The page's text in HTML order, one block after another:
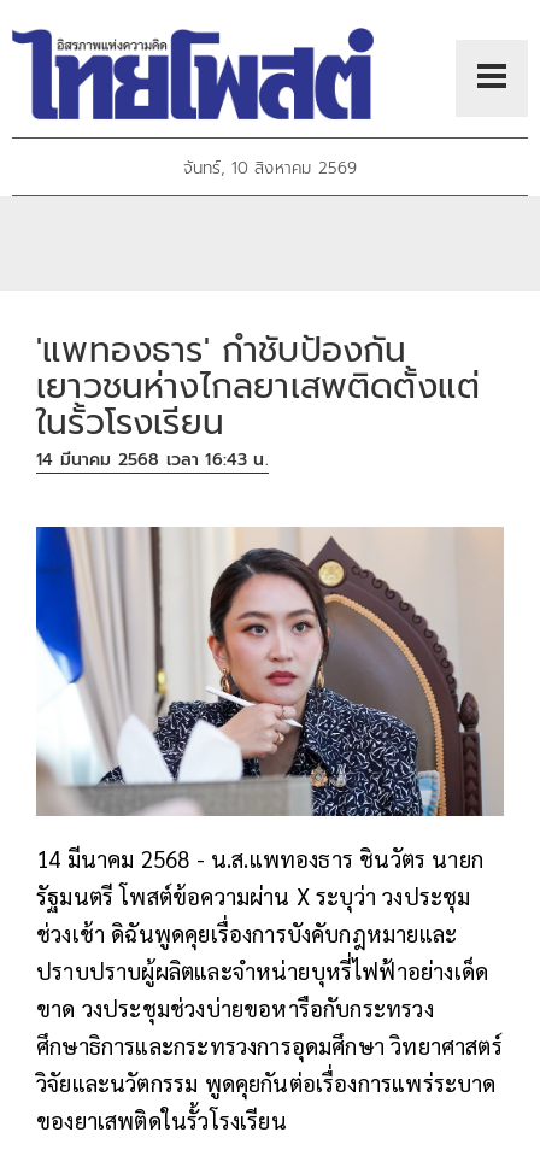
จันทร์, 10 สิงหาคม 2569
'แพทองธาร' กำชับป้องกัน
เยาวชนห่างไกลยาเสพติดตั้งแต่
ในรั้วโรงเรียน
14 มีนาคม 2568 เวลา 16:43 น.
14 มีนาคม 2568 - น.ส.แพทองธาร ชินวัตร นายก
รัฐมนตรี โพสต์ข้อความผ่าน X ระบุว่า วงประชุม
ช่วงเช้า ดิฉันพูดคุยเรื่องการบังคับกฎหมายและ
ปราบปราบผู้ผลิตและจำหน่ายบุหรี่ไฟฟ้าอย่างเด็ด
ขาด วงประชุมช่วงบ่ายขอหารือกับกระทรวง
ศึกษาธิการและกระทรวงการอุดมศึกษา วิทยาศาสตร์
วิจัยและนวัตกรรม พูดคุยกันต่อเรื่องการแพร่ระบาด
ของยาเสพติดในรั้วโรงเรียน